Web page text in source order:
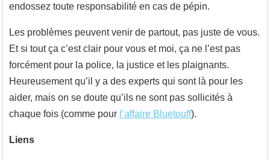
endossez toute responsabilité en cas de pépin.
Les problèmes peuvent venir de partout, pas juste de vous.
Et si tout ça c’est clair pour vous et moi, ça ne l’est pas
forcément pour la police, la justice et les plaignants.
Heureusement qu’il y a des experts qui sont là pour les
aider, mais on se doute qu’ils ne sont pas sollicités à
chaque fois (comme pour l’affaire Bluetouff).
Liens